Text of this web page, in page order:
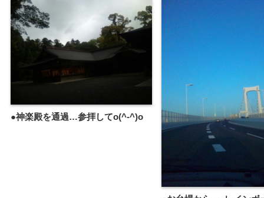
●神楽殿を通過…参拝してo(^-^)o